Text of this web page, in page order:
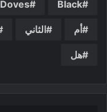
Black
Doves
أم الثاني
هل